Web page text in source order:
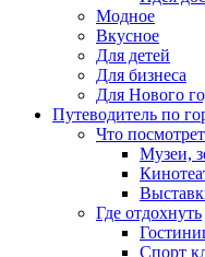
Модное
Вкусное
Для детей
Для бизнеса
Для Нового
Путеводитель по
Что
Музеи,
Где отдохнуть
Спорт